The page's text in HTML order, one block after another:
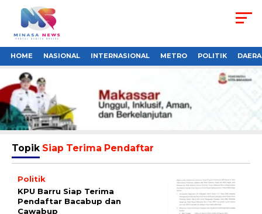
HOME NASIONAL INTERNASIONAL METRO POLITIK
Topik Siap Terima Pendaftar
Politik
KPU Barru Siap Terima
Pendaftar Bacabup dan
Cawabup